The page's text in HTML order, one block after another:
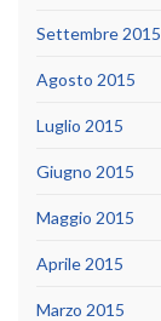
Settembre 2015
Agosto 2015
Luglio 2015
Giugno 2015
Maggio 2015
Aprile 2015
Marzo 2015